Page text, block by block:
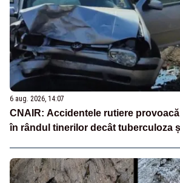
6 aug. 2026, 14:07
CNAIR: Accidentele rutiere
în rândul tinerilor decât tuberculoza